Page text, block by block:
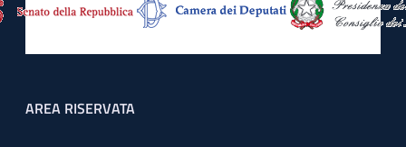
Footer menu
AREA RISERVATA